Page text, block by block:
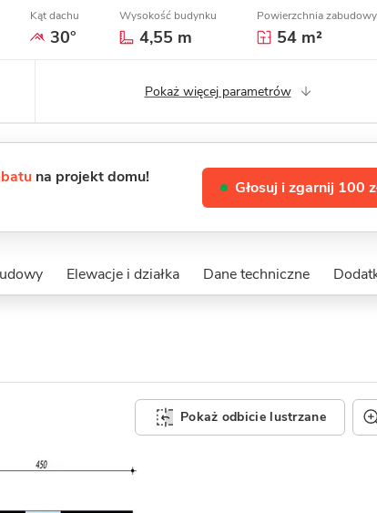
Kąt dachu
30°
Wysokość budynku
4,55 m
Powierzchnia zabudowy
54 m²
Pokaż więcej parametrów
na projekt domu!
Głosuj i zgarnij 100
Elewacje i działka Dane techniczne
Pokaż odbicie lustrzane